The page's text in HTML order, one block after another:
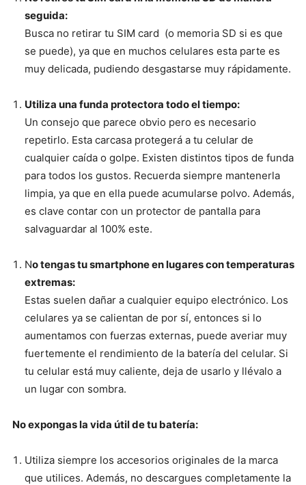
seguida:
Busca no retirar tu SIM card (o memoria SD si es que
se puede), ya que en muchos celulares esta parte es
muy delicada, pudiendo desgastarse muy rápidamente.
Utiliza una funda protectora todo el tiempo:
Un consejo que parece obvio pero es necesario
repetirlo. Esta carcasa protegerá a tu celular de
cualquier caída o golpe. Existen distintos tipos de funda
para todos los gustos. Recuerda siempre mantenerla
limpia, ya que en ella puede acumularse polvo. Además,
es clave contar con un protector de pantalla para
salvaguardar al 100% este.
No tengas tu smartphone en lugares con temperaturas
extremas:
Estas suelen dañar a cualquier equipo electrónico. Los
celulares ya se calientan de por sí, entonces si lo
aumentamos con fuerzas externas, puede averiar muy
fuertemente el rendimiento de la batería del celular. Si
tu celular está muy caliente, deja de usarlo y llévalo a
un lugar con sombra.
No expongas la vida útil de tu batería:
Utiliza siempre los accesorios originales de la marca
que utilices. Además, no descargues completamente la